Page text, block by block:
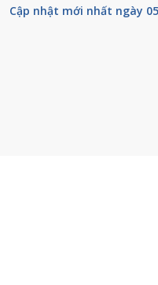
Cập nhật mới nhất ngày